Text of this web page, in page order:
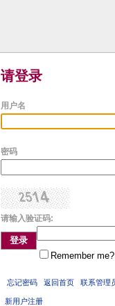
请登录
用户名
密码
请输入验证码:
登录
Remember me?
忘记密码 返回首页 联系管理
新用户注册